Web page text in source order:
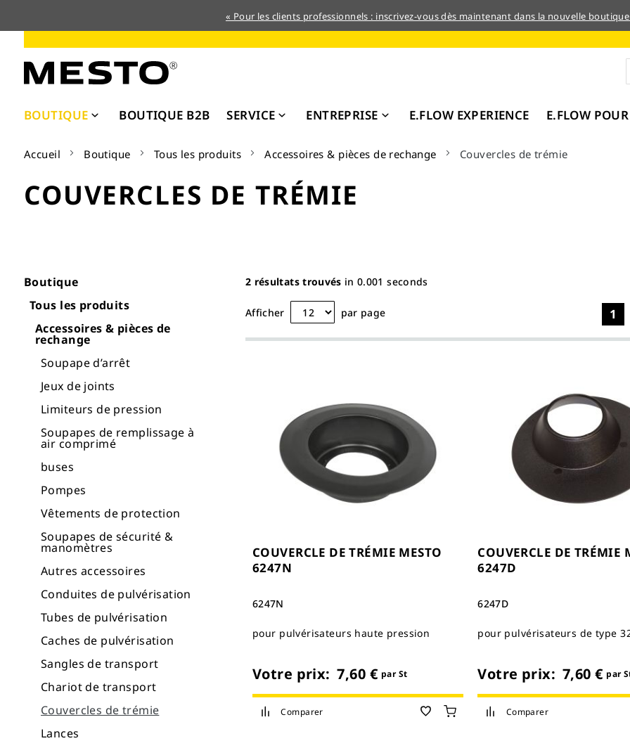
« Pour les clients professionnels : inscrivez-vous dès maintenant dans la nouvelle
contenu
BOUTIQUE BOUTIQUE B2B SERVICE ENTREPRISE E.FLOW EXPERIENCE E.FLOW
Accueil Boutique Tous les produits Accessoires & pièces de rechange Couvercles de trémie
COUVERCLES DE TRÉMIE
Boutique
Tous les produits
Accessoires & pièces de
rechange
Soupape d’arrêt
Jeux de joints
Limiteurs de pression
Soupapes de remplissage à
air comprimé
buses
Pompes
Vêtements de protection
Soupapes de sécurité &
manomètres
Autres accessoires
Conduites de pulvérisation
Tubes de pulvérisation
Caches de pulvérisation
Sangles de transport
Chariot de transport
Couvercles de trémie
Lances
2 résultats trouvés in 0.001 seconds
Afficher par page 1
COUVERCLE DE TRÉMIE MESTO
6247N
6247N
pour pulvérisateurs haute pression
Votre prix: 7,60 € par St
Comparer
COUVERCLE DE TRÉMIE
6247D
6247D
pour pulvérisateurs de type
Votre prix: 7,60 € par
Comparer